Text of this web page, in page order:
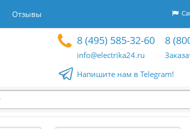
Отзывы
8 (495) 585-32-60
info@electrika24.ru
8
Напишите нам в Telegram!